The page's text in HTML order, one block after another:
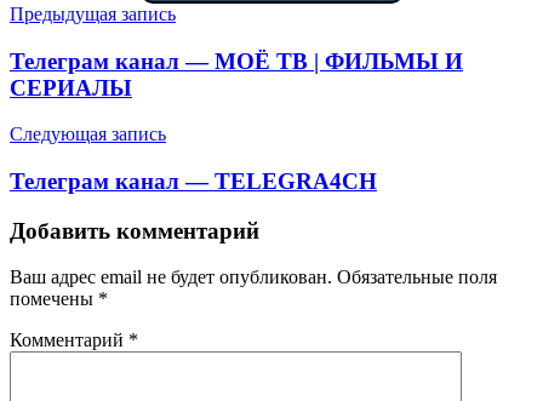
Навигация
по
записям
Предыдущая запись
Телеграм канал — МОЁ ТВ | ФИЛЬМЫ И
СЕРИАЛЫ
Следующая запись
Телеграм канал — TELEGRA4CH
Добавить комментарий
Ваш адрес email не будет опубликован. Обязательные поля
помечены *
Комментарий *